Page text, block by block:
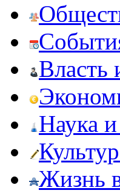
Власть
Наука
Жизнь